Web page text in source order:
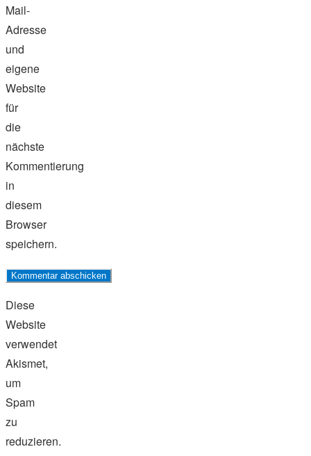
Mail-
Adresse
und
eigene
Website
für
die
nächste
Kommentierung
in
diesem
Browser
speichern.
Diese
Website
verwendet
Akismet,
um
Spam
zu
reduzieren.